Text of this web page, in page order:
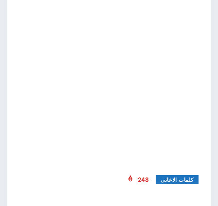
كلمات الاغانى 248